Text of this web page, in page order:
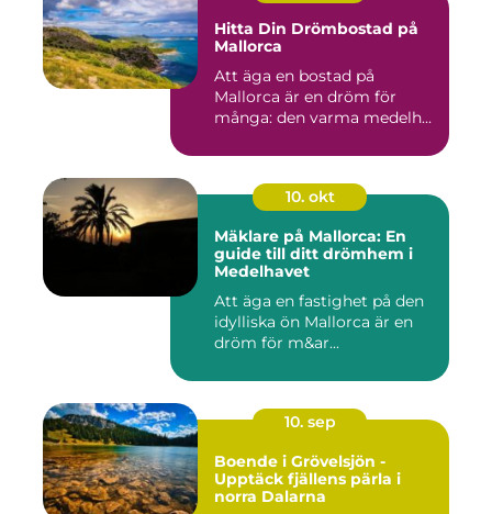
Hitta Din Drömbostad på
Mallorca
Att äga en bostad på
Mallorca är en dröm för
många: den varma medelh...
10. okt
Mäklare på Mallorca: En
guide till ditt drömhem i
Medelhavet
Att äga en fastighet på den
idylliska ön Mallorca är en
dröm för m&ar...
10. sep
Boende i Grövelsjön -
Upptäck fjällens pärla i
norra Dalarna